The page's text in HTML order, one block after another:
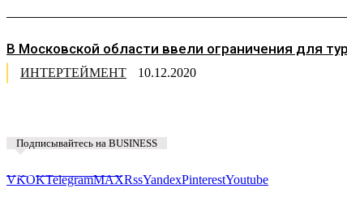
В Московской области ввели ограничения для
ИНТЕРТЕЙМЕНТ 10.12.2020
Подписывайтесь на BUSINESS
VKOKTelegramMAXRssYandexPinterestYoutube